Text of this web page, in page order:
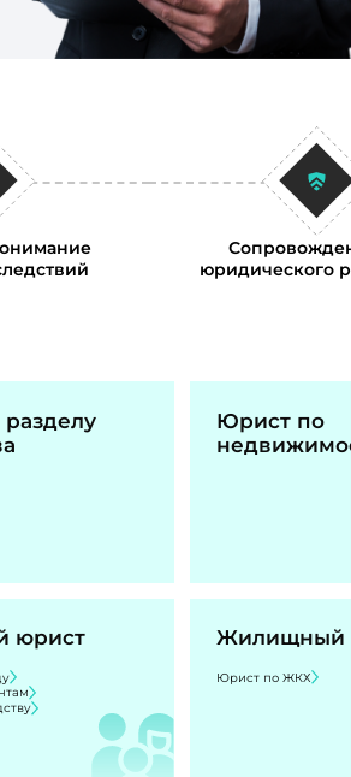
юридического
Юрист по
юрист Жилищный
Юрист по ЖКХ